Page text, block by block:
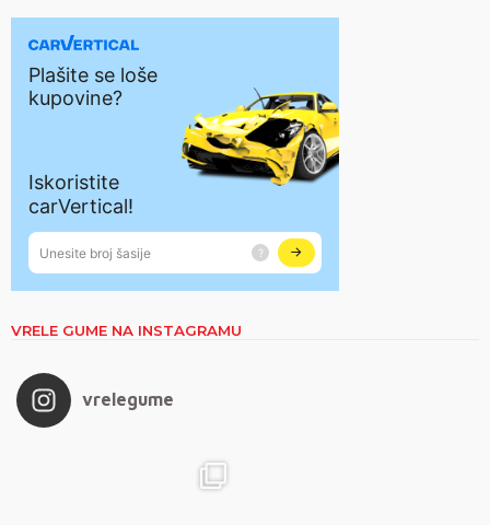
VRELE GUME NA INSTAGRAMU
vrelegume